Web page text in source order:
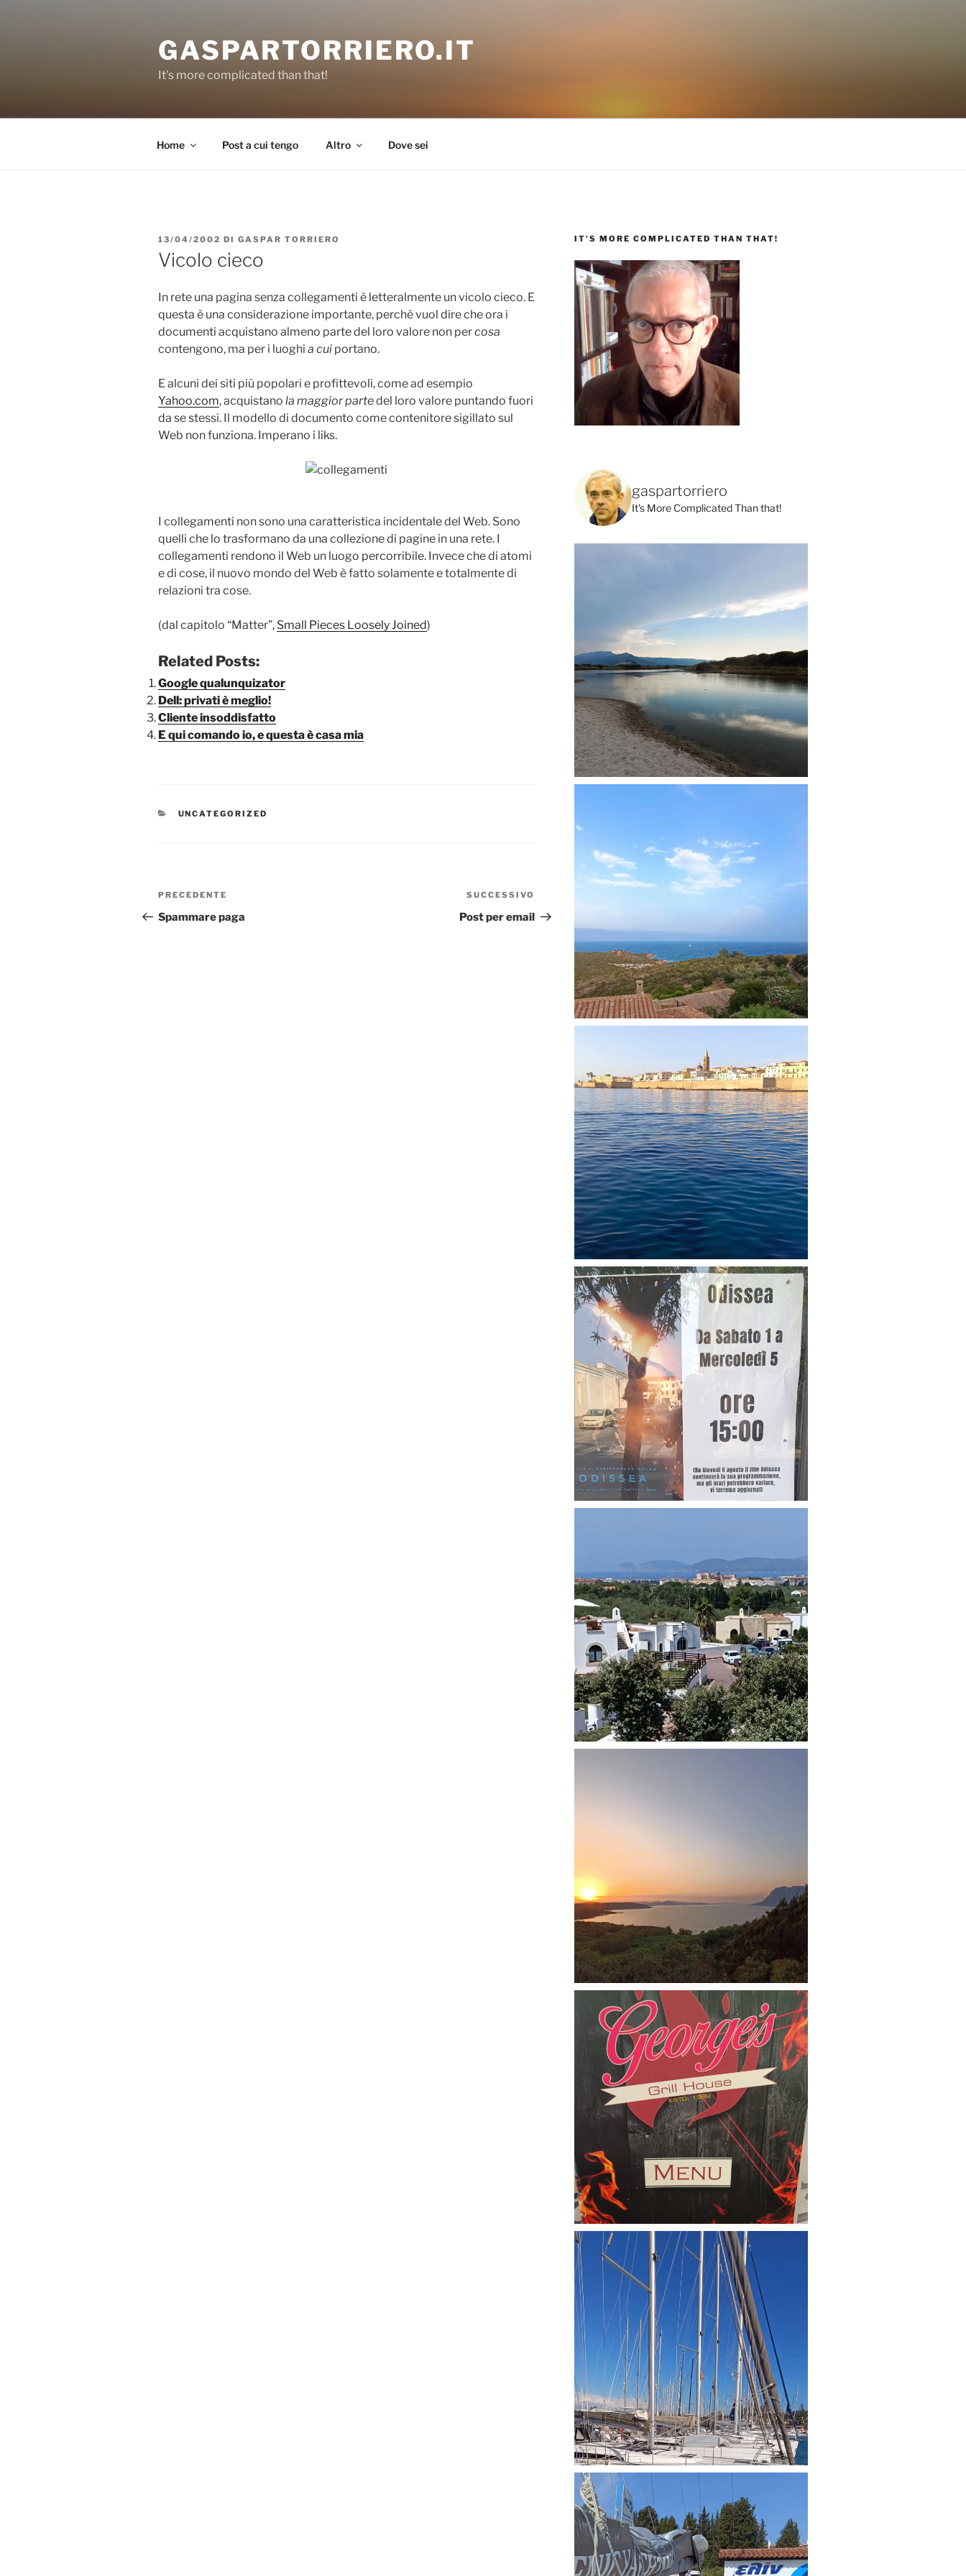
GASPARTORRIERO.IT
It's more complicated than that!
Home Post a cui tengo Altro Dove sei
PUBBLICATO
IL
13/04/2002 DI GASPAR TORRIERO
Vicolo cieco
In rete una pagina senza collegamenti è letteralmente un vicolo cieco. E
questa è una considerazione importante, perché vuol dire che ora i
documenti acquistano almeno parte del loro valore non percosa
contengono, ma per i luoghi a cui portano.
E alcuni dei siti più popolari e profittevoli, come ad esempio
Yahoo.com, acquistano la maggior partedel loro valore puntando fuori
da se stessi. Il modello di documento come contenitore sigillato sul
Web non funziona. Imperano i liks.
I collegamenti non sono una caratteristica incidentale del Web. Sono
quelli che lo trasformano da una collezione di pagine in una rete. I
collegamenti rendono il Web un luogo percorribile. Invece che di atomi
e di cose, il nuovo mondo del Web è fatto solamente e totalmente di
relazioni tra cose.
(dal capitolo “Matter”, Small Pieces Loosely Joined)
Related Posts:
Google qualunquizator
Dell: privati è meglio!
Cliente insoddisfatto
E qui comando io, e questa è casa mia
CATEGORIE
UNCATEGORIZED
Navigazione
articoli
Articolo
precedente:
PRECEDENTE
Spammare paga
successivo
SUCCESSIVO
Post per email
IT’S MORE COMPLICATED THAN THAT!
gaspartorriero
It's More Complicated Than that!